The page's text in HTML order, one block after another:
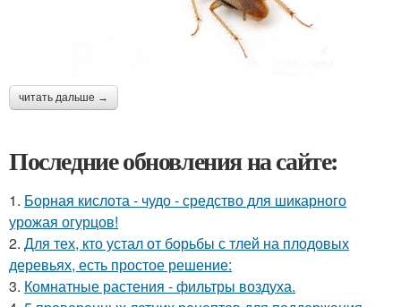
читать дальше →
Последние обновления на сайте:
1. Борная кислота - чудо - средство для шикарного
урожая огурцов!
2. Для тех, кто устал от борьбы с тлей на плодовых
деревьях, есть простое решение:
3. Комнатные растения - фильтры воздуха.